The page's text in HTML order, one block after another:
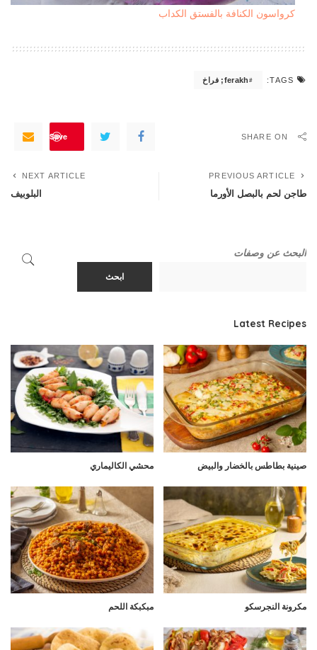
كرواسون الكنافة بالفستق الكداب
TAGS: ferakh; فراخ
SHARE ON
Save
PREVIOUS ARTICLE
طاجن لحم بالبصل الأورما
NEXT ARTICLE
البلوبيف
البحث عن وصفات
ابحث
Latest Recipes
صينية بطاطس بالخضار والبيض محشي الكاليماري
مكرونة النجرسكو مبكبكة اللحم